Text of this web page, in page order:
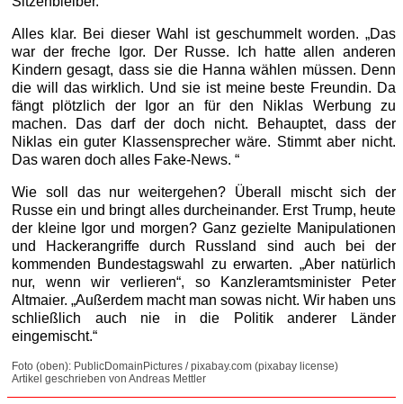
Alles klar. Bei dieser Wahl ist geschummelt worden. „Das
war der freche Igor. Der Russe. Ich hatte allen anderen
Kindern gesagt, dass sie die Hanna wählen müssen. Denn
die will das wirklich. Und sie ist meine beste Freundin. Da
fängt plötzlich der Igor an für den Niklas Werbung zu
machen. Das darf der doch nicht. Behauptet, dass der
Niklas ein guter Klassensprecher wäre. Stimmt aber nicht.
Das waren doch alles Fake-News. “
Wie soll das nur weitergehen? Überall mischt sich der
Russe ein und bringt alles durcheinander. Erst Trump, heute
der kleine Igor und morgen? Ganz gezielte Manipulationen
und Hackerangriffe durch Russland sind auch bei der
kommenden Bundestagswahl zu erwarten. „Aber natürlich
nur, wenn wir verlieren“, so Kanzleramtsminister Peter
Altmaier. „Außerdem macht man sowas nicht. Wir haben uns
schließlich auch nie in die Politik anderer Länder
eingemischt.“
Foto (oben): PublicDomainPictures / pixabay.com (pixabay license)
Artikel geschrieben von Andreas Mettler